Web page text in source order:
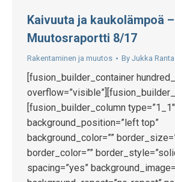
Kaivuuta ja kaukolämpoä –
Muutosraportti 8/17
Rakentaminen ja muutos By Jukka Ranta
[fusion_builder_container
[fusion_builder_column type=”1_1″
background_position=”left top”
background_color=””
border_color=””
spacing=”yes”